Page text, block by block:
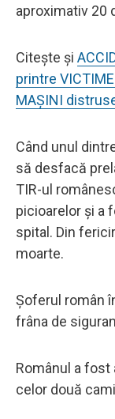
aproximativ 20
Citește și
printre
MAȘINI
Când unul
să desfacă
TIR-ul
picioarelor și a
spital. Din
moarte.
Şoferul român
frâna de
Românul a fost
celor două